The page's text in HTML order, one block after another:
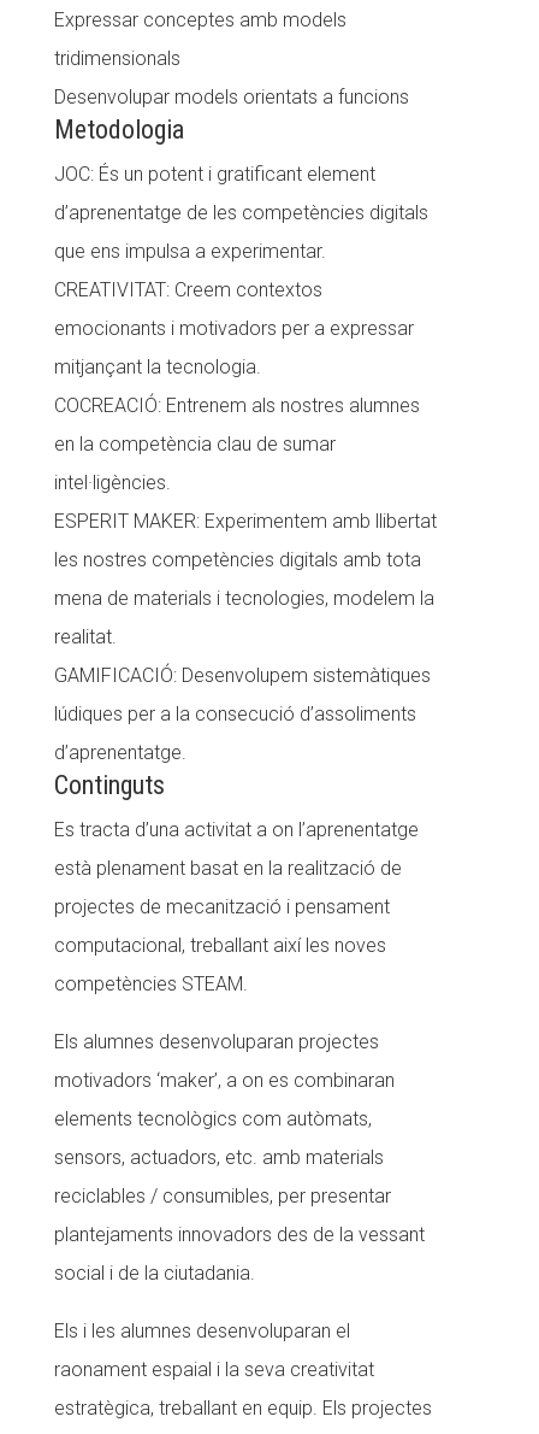
Expressar conceptes amb models
tridimensionals
Desenvolupar models orientats a funcions
Metodologia
JOC: És un potent i gratificant element
d’aprenentatge de les competències digitals
que ens impulsa a experimentar.
CREATIVITAT: Creem contextos
emocionants i motivadors per a expressar
mitjançant la tecnologia.
COCREACIÓ: Entrenem als nostres alumnes
en la competència clau de sumar
intel·ligències.
ESPERIT MAKER: Experimentem amb llibertat
les nostres competències digitals amb tota
mena de materials i tecnologies, modelem la
realitat.
GAMIFICACIÓ: Desenvolupem sistemàtiques
lúdiques per a la consecució d’assoliments
d’aprenentatge.
Continguts
Es tracta d’una activitat a on l’aprenentatge
està plenament basat en la realització de
projectes de mecanització i pensament
computacional, treballant així les noves
competències STEAM.
Els alumnes desenvoluparan projectes
motivadors ‘maker’, a on es combinaran
elements tecnològics com autòmats,
sensors, actuadors, etc. amb materials
reciclables / consumibles, per presentar
plantejaments innovadors des de la vessant
social i de la ciutadania.
Els i les alumnes desenvoluparan el
raonament espaial i la seva creativitat
estratègica, treballant en equip. Els projectes